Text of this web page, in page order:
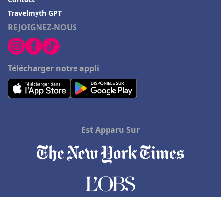
REJOIGNEZ-NOUS
Télécharger notre appli
Travelmyth GPT
Est Apparu Sur